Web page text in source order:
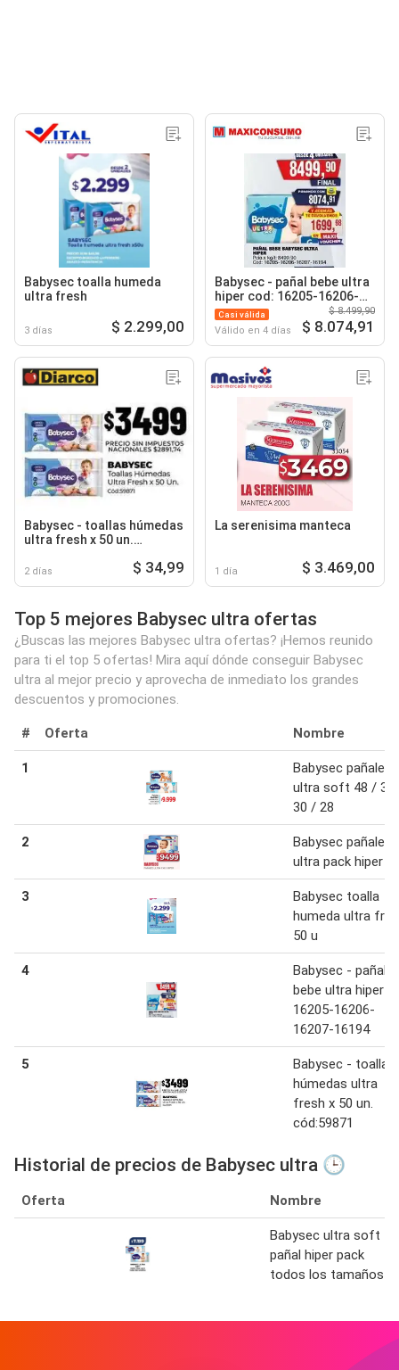
Babysec toalla humeda
ultra fresh
3 días $ 2.299,00
Babysec - pañal bebe ultra
hiper cod: 16205-16206-
16207-16194
Casi válida
Válido en 4 días
$ 8.499,90
$ 8.074,91
Babysec - toallas húmedas
ultra fresh x 50 un.
2 días $ 34,99
La serenisima manteca
1 día $ 3.469,00
Top 5 mejores Babysec ultra ofertas
¿Buscas las mejores Babysec ultra ofertas? ¡Hemos reunido
para ti el top 5 ofertas! Mira aquí dónde conseguir Babysec
ultra al mejor precio y aprovecha de inmediato los grandes
descuentos y promociones.
# Oferta Nombre
1
Babysec pañales
ultra soft 48 / 30
30 / 28
2
Babysec pañales
ultra pack hiper
3
Babysec toalla
humeda ultra
50 u
4
Babysec - pañal
bebe ultra hiper
16205-16206-
16207-16194
5
Babysec - toallas
húmedas ultra
fresh x 50 un.
cód:59871
Historial de precios de Babysec ultra 🕒
Oferta Nombre
Babysec ultra soft
pañal hiper pack
todos los tamaños